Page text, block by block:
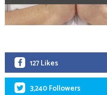
127 Likes
3,240 Followers